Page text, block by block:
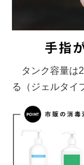
タンク容量は
る（ジェルタイ